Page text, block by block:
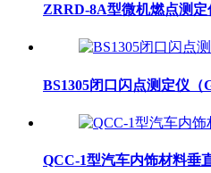
ZRRD-8A型微机燃点测定
BS1305闭口闪点测定仪（
QCC-1型汽车内饰材料垂